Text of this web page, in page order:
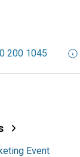
200 1045
Event